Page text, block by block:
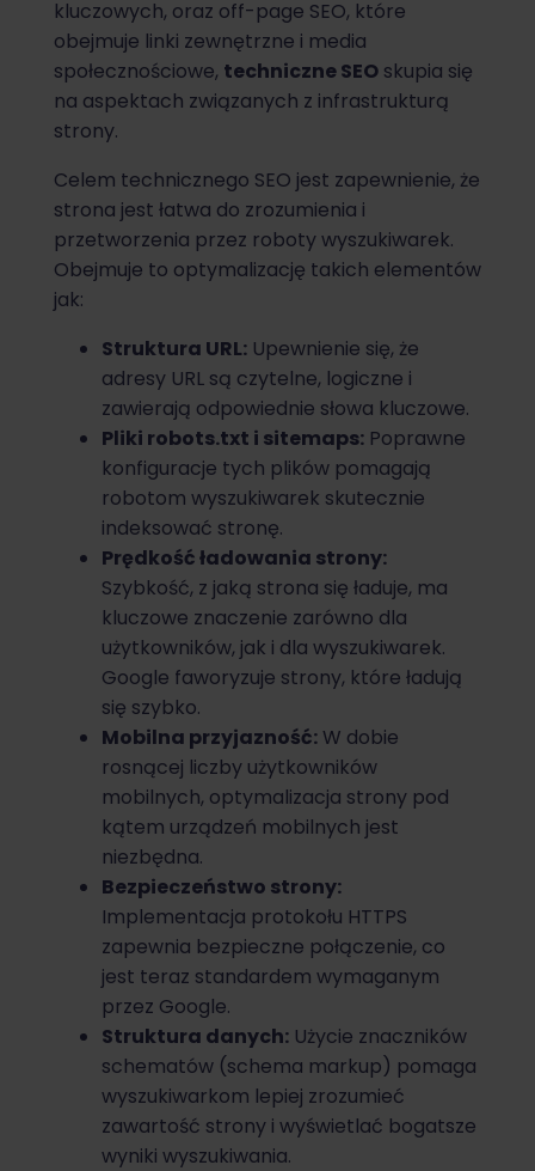
kluczowych, oraz off-page SEO, które
obejmuje linki zewnętrzne i media
społecznościowe, techniczne SEO skupia się
na aspektach związanych z infrastrukturą
strony.
Celem technicznego SEO jest zapewnienie, że
strona jest łatwa do zrozumienia i
przetworzenia przez roboty wyszukiwarek.
Obejmuje to optymalizację takich elementów
jak:
Struktura URL: Upewnienie się, że
adresy URL są czytelne, logiczne i
zawierają odpowiednie słowa kluczowe.
Pliki robots.txt i sitemaps: Poprawne
konfiguracje tych plików pomagają
robotom wyszukiwarek skutecznie
indeksować stronę.
Prędkość ładowania strony:
Szybkość, z jaką strona się ładuje, ma
kluczowe znaczenie zarówno dla
użytkowników, jak i dla wyszukiwarek.
Google faworyzuje strony, które ładują
się szybko.
Mobilna przyjazność:W dobie
rosnącej liczby użytkowników
mobilnych, optymalizacja strony pod
kątem urządzeń mobilnych jest
niezbędna.
Bezpieczeństwo strony:
Implementacja protokołu HTTPS
zapewnia bezpieczne połączenie, co
jest teraz standardem wymaganym
przez Google.
Struktura danych: Użycie znaczników
schematów (schema markup) pomaga
wyszukiwarkom lepiej zrozumieć
zawartość strony i wyświetlać bogatsze
wyniki wyszukiwania.